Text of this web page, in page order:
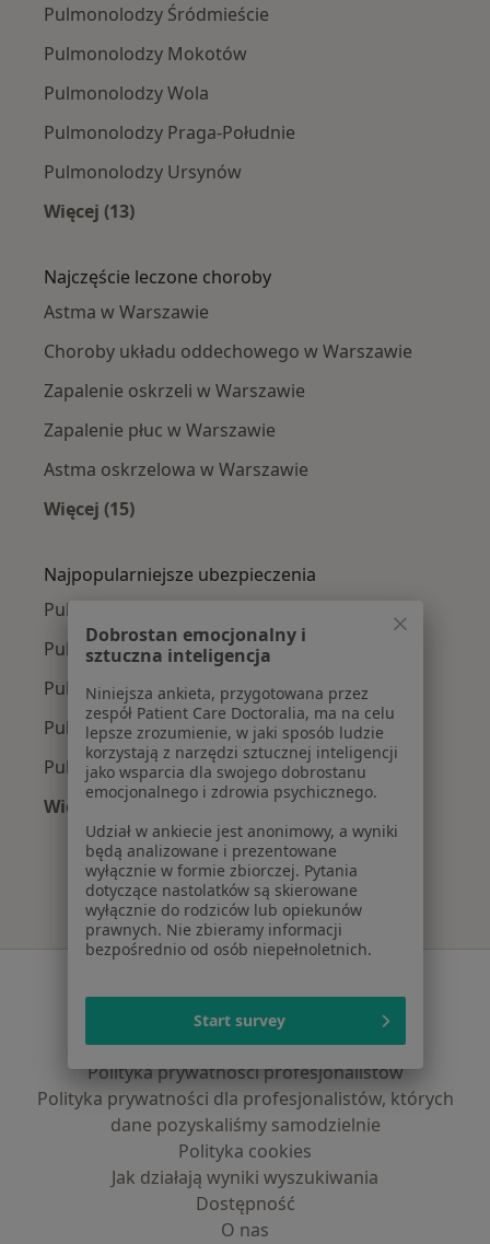
Pulmonolodzy Śródmieście
Pulmonolodzy Mokotów
Pulmonolodzy Wola
Pulmonolodzy Praga-Południe
Pulmonolodzy Ursynów
Więcej (13)
Najczęście leczone choroby
Astma w Warszawie
Choroby układu oddechowego w Warszawie
Zapalenie oskrzeli w Warszawie
Zapalenie płuc w Warszawie
Astma oskrzelowa w Warszawie
Więcej (15)
Najpopularniejsze ubezpieczenia
Pulmonolodzy z Medicover w Warszawie
Pulmonolodzy z Allianz w Warszawie
Pulmonolodzy z INTER Polska w Warszawie
Pulmonolodzy z Signal Iduna w Warszawie
Pulmonolodzy z Compensa w Warszawie
Więcej (9)
Więcej w kategorii: Najpopularniejsze
Regulamin
Polityka prywatności pacjentów
Polityka prywatności profesjonalistów
Polityka prywatności dla profesjonalistów, których
dane pozyskaliśmy samodzielnie
Polityka cookies
Jak działają wyniki wyszukiwania
Dostępność
O nas
Dobrostan emocjonalny i
sztuczna inteligencja
Niniejsza ankieta, przygotowana przez
zespół Patient Care Doctoralia, ma na celu
lepsze zrozumienie, w jaki sposób ludzie
korzystają z narzędzi sztucznej inteligencji
jako wsparcia dla swojego dobrostanu
emocjonalnego i zdrowia psychicznego.
Udział w ankiecie jest anonimowy, a wyniki
będą analizowane i prezentowane
wyłącznie w formie zbiorczej. Pytania
dotyczące nastolatków są skierowane
wyłącznie do rodziców lub opiekunów
prawnych. Nie zbieramy informacji
bezpośrednio od osób niepełnoletnich.
Start survey